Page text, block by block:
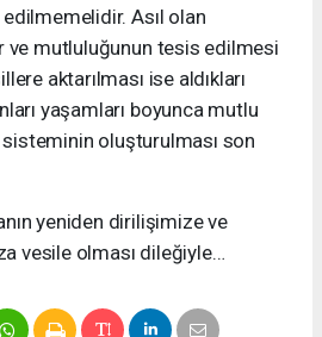
Asıl olan
ve mutluluğunun tesis edilmesi
aktarılması ise aldıkları
yaşamları boyunca mutlu
oluşturulması son
yeniden dirilişimize ve
vesile olması dileğiyle…